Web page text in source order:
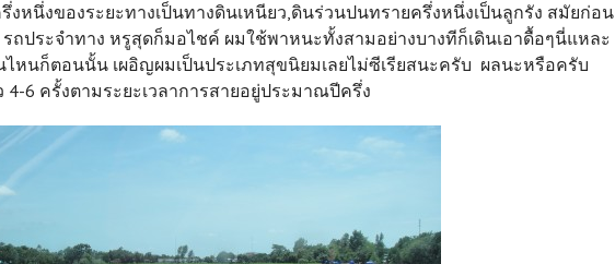
งหนึ่งของระยะทางเป็นทางดินเหนียว,ดินร่วนปนทรายครึ่งหนึ่งเป็นลูกรัง สมัยก่อน
ถประจำทาง หรูสุดก็มอไชค์ ผมใช้พาหนะทั้งสามอย่างบางทีก็เดินเอาดื้อๆนี่แหละ
ไหนก็ตอนนั้น เผอิญผมเป็นประเภทสุขนิยมเลยไม่ซีเรียสนะครับ ผลนะหรือครับ
4-6 ครั้งตามระยะเวลาการสายอยู่ประมาณปีครึ่ง